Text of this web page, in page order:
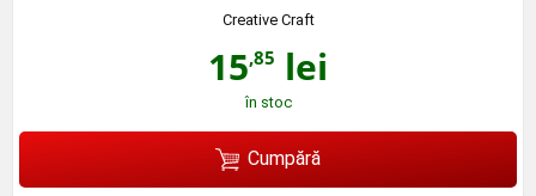
Creative Craft
15,85 lei
în stoc
Cumpără